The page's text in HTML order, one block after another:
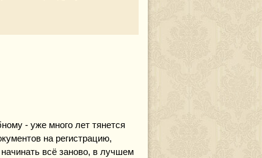
- уже много лет тянется
на регистрацию,
всё заново, в лучшем